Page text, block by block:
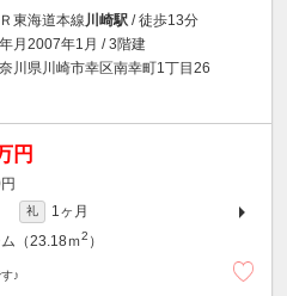
Ｒ東海道本線川崎駅 / 徒歩13分
月2007年1月 / 3階建
川県川崎市幸区南幸町1丁目26
円
礼
1ヶ月
（23.18ｍ2 ）
♪